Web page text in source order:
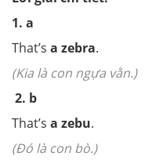
1. a
That’s a zebra.
(Kia là con ngựa vằn.)
2. b
That’s a zebu.
(Đó là con bò.)